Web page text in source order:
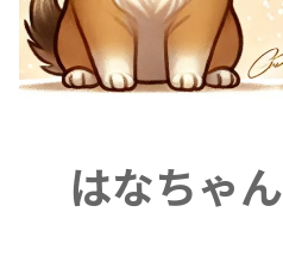
はなちゃ